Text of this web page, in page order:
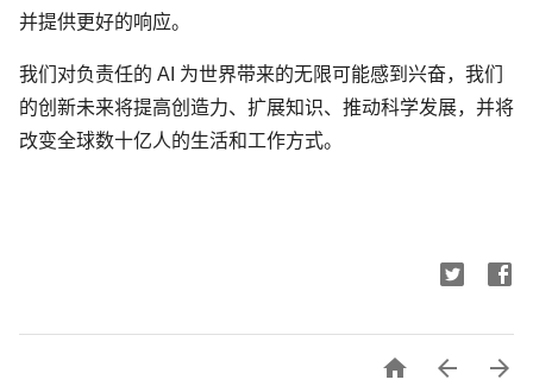
并提供更好的响应。
我们对负责任的 AI 为世界带来的无限可能感到兴奋，我们
的创新未来将提高创造力、扩展知识、推动科学发展，并将
改变全球数十亿人的生活和工作方式。
  